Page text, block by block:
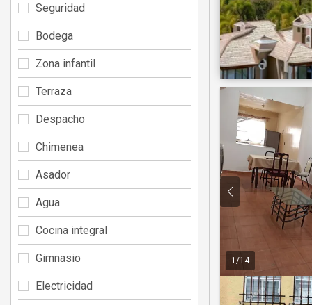
1 /14
Seguridad
Bodega
Zona infantil
Terraza
Despacho
Chimenea
Asador
Agua
Cocina integral
Gimnasio
Electricidad